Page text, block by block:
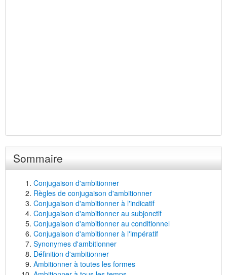
Sommaire
Conjugaison d'ambitionner
Règles de conjugaison d'ambitionner
Conjugaison d'ambitionner à l'indicatif
Conjugaison d'ambitionner au subjonctif
Conjugaison d'ambitionner au conditionnel
Conjugaison d'ambitionner à l'impératif
Synonymes d'ambitionner
Définition d'ambitionner
Ambitionner à toutes les formes